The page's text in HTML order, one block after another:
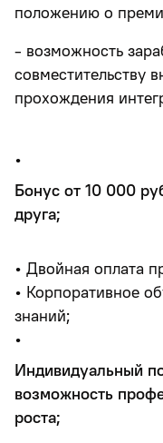
положению о
- возможность
совместительству
прохождения
•
Бонус от 10 000
друга;
• Двойная оплата
• Корпоративное
знаний;
•
Индивидуальный
возможность
роста;